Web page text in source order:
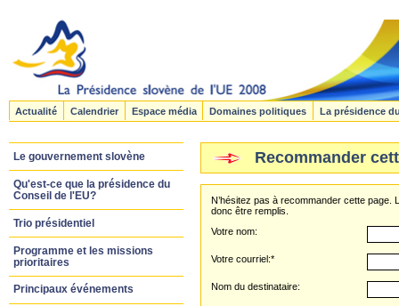
Actualité Calendrier Espace média Domaines politiques La présidence
Le gouvernement slovène
Qu'est-ce que la présidence du
Conseil de l'EU?
Trio présidentiel
Programme et les missions
prioritaires
Principaux événements
Recommander
N’hésitez pas à recommander cette page.
donc être remplis.
Votre nom:
Votre courriel:*
Nom du destinataire: